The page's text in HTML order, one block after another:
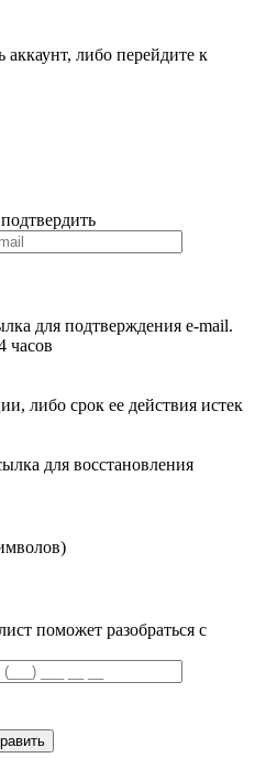
либо перейдите к
для подтверждения e-mail.
часов
либо срок ее действия истек
для восстановления
поможет разобраться с